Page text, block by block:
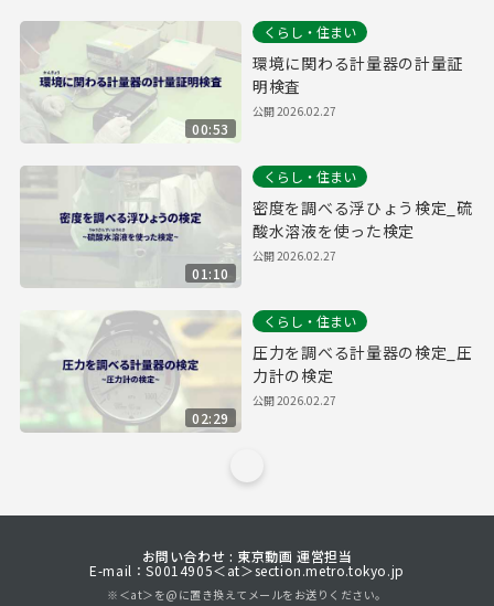
00:53
くらし・住まい
環境に関わる計量器の計量証
明検査
公開2026.02.27
01:10
くらし・住まい
密度を調べる浮ひょう検定_硫
酸水溶液を使った検定
公開2026.02.27
02:29
くらし・住まい
圧力を調べる計量器の検定_圧
力計の検定
公開2026.02.27
お問い合わせ : 東京動画 運営担当
E-mail：S0014905＜at＞section.metro.tokyo.jp
※＜at＞を@に置き換えてメールをお送りください。